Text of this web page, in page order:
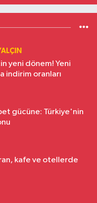
yeni dönem! Yeni
indirim oranları
gücüne: Türkiye'nin
kafe ve otellerde